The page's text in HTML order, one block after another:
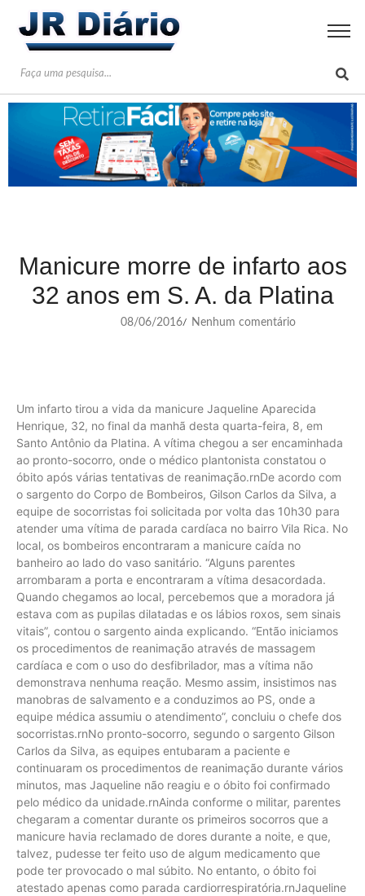
Manicure morre de infarto aos
32 anos em S. A. da Platina
08/06/2016/ Nenhum comentário
Um infarto tirou a vida da manicure Jaqueline Aparecida
Henrique, 32, no final da manhã desta quarta-feira, 8, em
Santo Antônio da Platina. A vítima chegou a ser encaminhada
ao pronto-socorro, onde o médico plantonista constatou o
óbito após várias tentativas de reanimação.rnDe acordo com
o sargento do Corpo de Bombeiros, Gilson Carlos da Silva, a
equipe de socorristas foi solicitada por volta das 10h30 para
atender uma vítima de parada cardíaca no bairro Vila Rica. No
local, os bombeiros encontraram a manicure caída no
banheiro ao lado do vaso sanitário. “Alguns parentes
arrombaram a porta e encontraram a vítima desacordada.
Quando chegamos ao local, percebemos que a moradora já
estava com as pupilas dilatadas e os lábios roxos, sem sinais
vitais”, contou o sargento ainda explicando. “Então iniciamos
os procedimentos de reanimação através de massagem
cardíaca e com o uso do desfibrilador, mas a vítima não
demonstrava nenhuma reação. Mesmo assim, insistimos nas
manobras de salvamento e a conduzimos ao PS, onde a
equipe médica assumiu o atendimento”, concluiu o chefe dos
socorristas.rnNo pronto-socorro, segundo o sargento Gilson
Carlos da Silva, as equipes entubaram a paciente e
continuaram os procedimentos de reanimação durante vários
minutos, mas Jaqueline não reagiu e o óbito foi confirmado
pelo médico da unidade.rnAinda conforme o militar, parentes
chegaram a comentar durante os primeiros socorros que a
manicure havia reclamado de dores durante a noite, e que,
talvez, pudesse ter feito uso de algum medicamento que
pode ter provocado o mal súbito. No entanto, o óbito foi
atestado apenas como parada cardiorrespiratória.rnJaqueline